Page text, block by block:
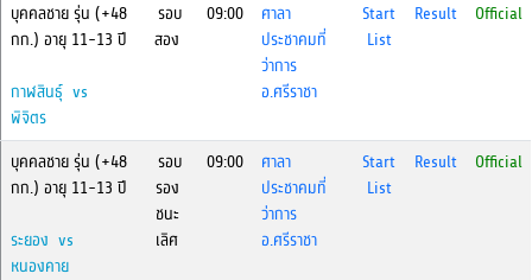
บุคคลชาย รุ่น (+48
กก.) อายุ 11-13 ปี
กาฬสินธุ์ vs
พิจิตร
รอบ
สอง
09:00
ศาลา
ประชาคมที่
ว่าการ
อ.ศรีราชา
Start
List
Result Official
บุคคลชาย รุ่น (+48
กก.) อายุ 11-13 ปี
ระยอง vs
หนองคาย
รอบ
รอง
ชนะ
เลิศ
09:00
ศาลา
ประชาคมที่
ว่าการ
อ.ศรีราชา
Start
List
Result Official